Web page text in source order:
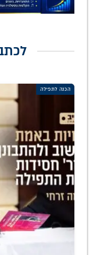
הכנה לתפילה